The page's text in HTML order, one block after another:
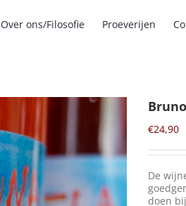
Over ons/Filosofie Proeverijen
€24,90
De
doen